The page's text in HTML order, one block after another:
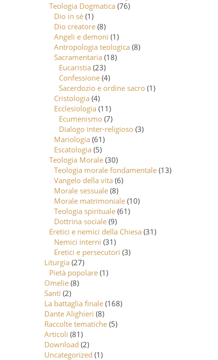
Teologia Dogmatica (76)
Dio in sé (1)
Dio creatore (8)
Angeli e demoni (1)
Antropologia teologica (8)
Sacramentaria (18)
Eucaristia (23)
Confessione (4)
Sacerdozio e ordine sacro (1)
Cristologia (4)
Ecclesiologia (11)
Ecumenismo (7)
Dialogo inter-religioso (3)
Mariologia (61)
Escatologia (5)
Teologia Morale (30)
Teologia morale fondamentale (13)
Vangelo della vita (6)
Morale sessuale (8)
Morale matrimoniale (10)
Teologia spirituale (61)
Dottrina sociale (9)
Eretici e nemici della Chiesa (31)
Nemici interni (31)
Eretici e persecutori (3)
Liturgia (27)
Pietà popolare (1)
Omelie (8)
Santi (2)
La battaglia finale (168)
Dante Alighieri (8)
Raccolte tematiche (5)
Articoli (81)
Download (2)
Uncategorized (1)